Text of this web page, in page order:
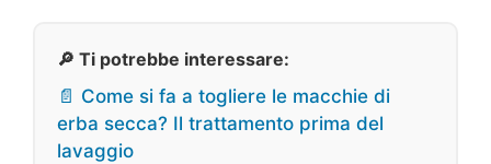
🔎 Ti potrebbe interessare:
📄 Come si fa a togliere le macchie di
erba secca? Il trattamento prima del
lavaggio